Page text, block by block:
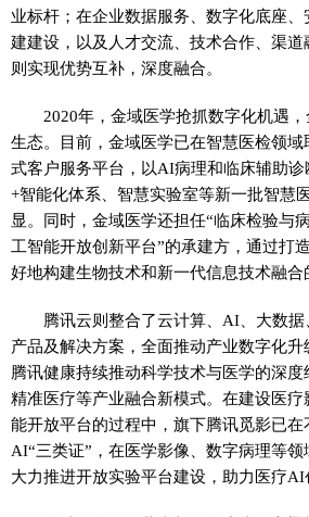
业标杆；在企业数据服务、数字化底座
建建设，以及人才交流、技术合作、渠道
则实现优势互补，深度融合。
2020年，金域医学抢抓数字化机遇
生态。目前，金域医学已在智慧医检领
式客户服务平台，以AI病理和临床辅助
+智能化体系、智慧实验室等新一批智慧
显。同时，金域医学还担任“临床检验与
工智能开放创新平台”的承建方，通过打
好地构建生物技术和新一代信息技术融合
腾讯云则整合了云计算、AI、大数据
产品及解决方案，全面推动产业数字化升
腾讯健康持续推动科学技术与医学的深度
精准医疗等产业融合新模式。在建设医
能开放平台的过程中，旗下腾讯觅影已
AI“三类证”，在医学影像、数字病理等领
大力推进开放实验平台建设，助力医疗AI